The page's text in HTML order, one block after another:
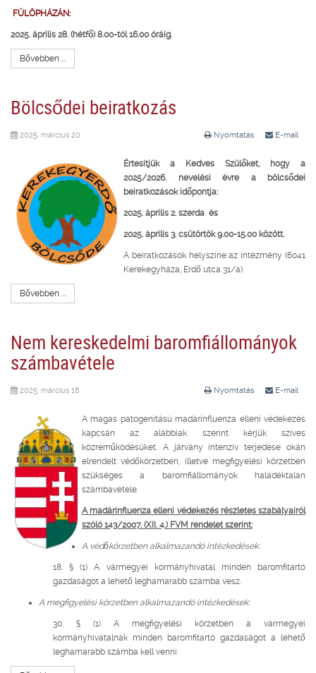
FÜLÖPHÁZÁN:
2025. április 28. (hétfő) 8.00-tól 16.00 óráig.
Bővebben ...
Bölcsődei beiratkozás
Nyomtatás E-mail
2025. március 20.
Értesítjük a Kedves Szülőket, hogy a
2025/2026. nevelési évre a bölcsődei
beiratkozások időpontja:
2025. április 2. szerda és
2025. április 3. csütörtök 9.00-15.00 között.
A beiratkozások helyszíne az intézmény (6041
Kerekegyháza, Erdő utca 31/a).
Bővebben ...
Nem kereskedelmi baromfiállományok
számbavétele
Nyomtatás E-mail
2025. március 16.
A magas patogenitású madárinfluenza elleni védekezés
kapcsán az alábbiak szerint kérjük szíves
közreműködésüket. A járvány intenzív terjedése okán
elrendelt védőkörzetben, illetve megfigyelési körzetben
szükséges a baromfiállományok haladéktalan
számbavétele.
A madárinfluenza elleni védekezés részletes szabályairól
szóló 143/2007. (XII. 4.) FVM rendelet szerint:
A védőkörzetben alkalmazandó intézkedések:
18. § (1) A vármegyei kormányhivatal minden baromfitartó
gazdaságot a lehető leghamarabb számba vesz.
A megfigyelési körzetben alkalmazandó intézkedések:
30. § (1) A megfigyelési körzetben a vármegyei
kormányhivatalnak minden baromfitartó gazdaságot a lehető
leghamarabb számba kell venni.